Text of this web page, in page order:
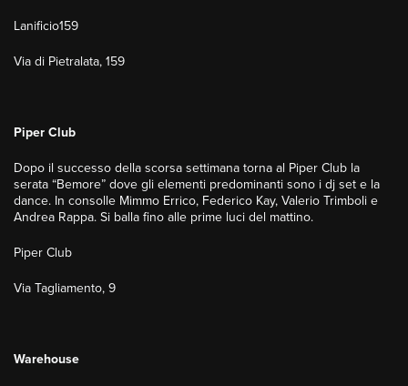
Lanificio159
Via di Pietralata, 159
Piper Club
Dopo il successo della scorsa settimana torna al Piper Club la
serata “Bemore” dove gli elementi predominanti sono i dj set e la
dance. In consolle Mimmo Errico, Federico Kay, Valerio Trimboli e
Andrea Rappa. Si balla fino alle prime luci del mattino.
Piper Club
Via Tagliamento, 9
Warehouse